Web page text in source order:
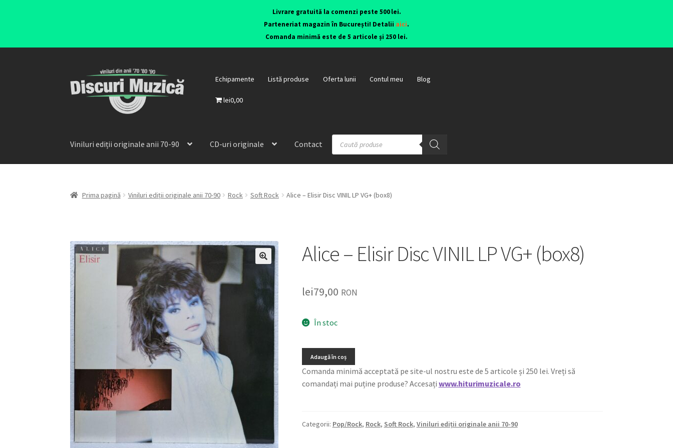
Livrare gratuită la comenzi peste 500 lei.
Parteneriat magazin în București! Detalii aici.
Comanda minimă este de 5 articole și 250 lei.
Echipamente Listă produse Oferta lunii Contul meu Blog
lei0,00
Viniluri ediții originale anii 70-90 CD-uri originale Contact
Prima pagină Viniluri ediții originale anii 70-90 Rock Soft Rock Alice – Elisir Disc VINIL LP VG+ (box8)
Alice – Elisir Disc VINIL LP VG+ (box8)
lei79,00 RON
În stoc
Adaugă în coș
Comanda minimă acceptată pe site-ul nostru este de 5 articole și 250 lei. Vreți să
comandați mai puține produse? Accesați www.hiturimuzicale.ro
Categorii: Pop/Rock, Rock, Soft Rock, Viniluri ediții originale anii 70-90